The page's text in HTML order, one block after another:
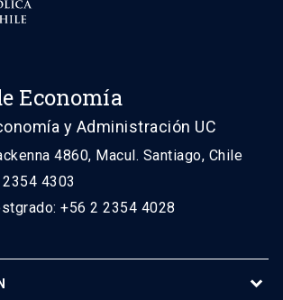
Economía
y Administración UC
4860, Macul. Santiago, Chile
4303
+56 2 2354 4028